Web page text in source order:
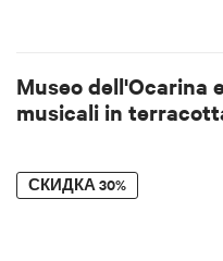
Museo dell'Ocarina
musicali in
СКИДКА30%